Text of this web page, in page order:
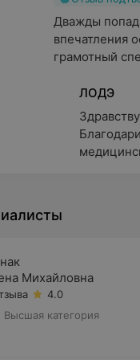
Дважды
впечатления
грамотный
ЛОДЭ
Михайловна
4.0
Высшая категория